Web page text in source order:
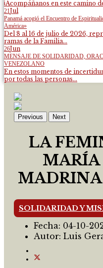
¡Acompáñanos en este camino
21Jul
Panamá acogió el Encuentro de
América»
Del 8 al 16 de julio de 2026,
ramas de la Familia...
26Jun
MENSAJE DE SOLIDARIDAD,
VENEZOLANO
En estos momentos de
por todas las personas...
Previous Next
LA
MARÍA
SOLIDARIDAD Y
Fecha: 04-10-
Autor: Luis